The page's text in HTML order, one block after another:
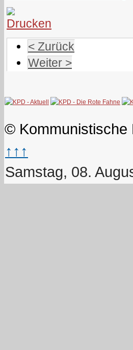
< Zurück
Weiter >
© Kommunistische
↑↑↑
Samstag, 08.